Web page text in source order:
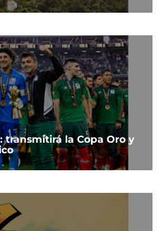
la Copa Oro y